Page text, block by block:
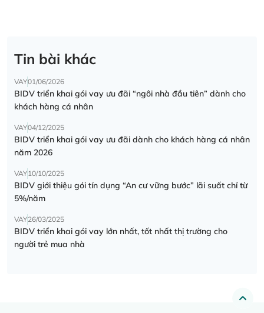
Tin bài khác
VAY01/06/2026
BIDV triển khai gói vay ưu đãi “ngôi nhà đầu tiên” dành cho
khách hàng cá nhân
VAY04/12/2025
BIDV triển khai gói vay ưu đãi dành cho khách hàng cá nhân
năm 2026
VAY10/10/2025
BIDV giới thiệu gói tín dụng “An cư vững bước” lãi suất chỉ từ
5%/năm
VAY26/03/2025
BIDV triển khai gói vay lớn nhất, tốt nhất thị trường cho
người trẻ mua nhà